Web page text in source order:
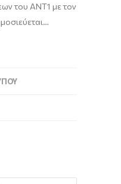
του ΑΝΤ1 με τον